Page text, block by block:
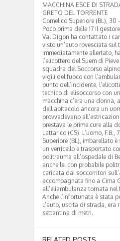
MACCHINA ESCE DI
GRETO DEL TORRENTE
Comelico Superiore (BL), 30
Poco prima delle 17 il
Val Digon ha contattato i
visto un’auto rovesciata sul
immediatamente allertato,
l’elicottero del Suem di
squadra del Soccorso
vigili del fuoco con
punto dell’incidente,
tecnico di elisoccorso con
macchina c’era una donna,
dell’abitacolo ancora un
provvedevano
prestava le prime cure alla
Lattarico (CS). L’uomo, F.B.,
Superiore (BL), imbarellato
un verricello e trasportato
politrauma all’ospedale di
anche lei con probabile
caricata dai soccorritori
accompagnata fino a Cima
all’eliambulanza tornata
Anche l’infortunata è stata
L’auto, uscita di strada, era
settantina di metri.